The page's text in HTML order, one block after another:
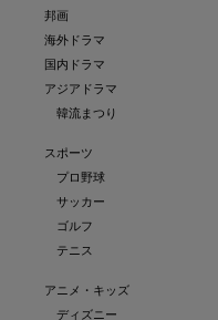
邦画
海外ドラマ
国内ドラマ
アジアドラマ
韓流まつり
スポーツ
プロ野球
サッカー
ゴルフ
テニス
アニメ・キッズ
ディズニー